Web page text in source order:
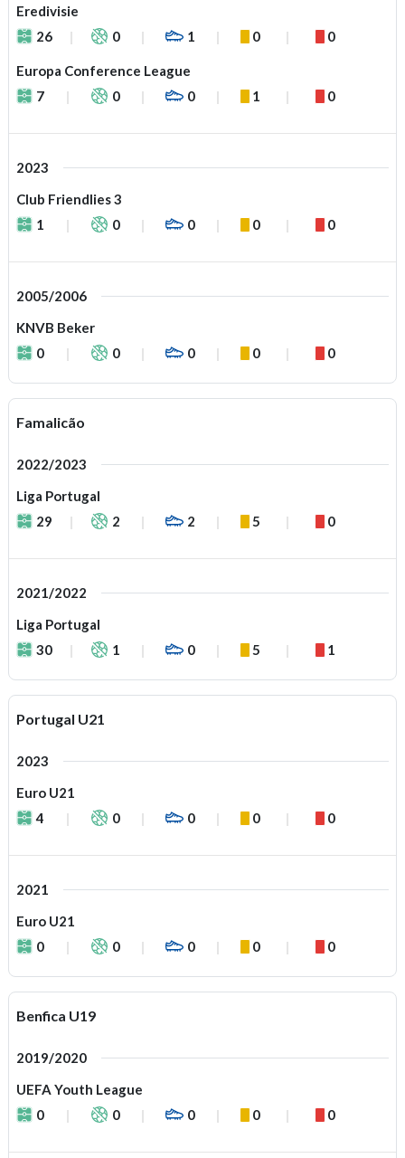
Eredivisie
26
0 1 0 0
Europa Conference League
7
0 0 1 0
2023
Club Friendlies 3
1
0 0 0 0
2005/2006
KNVB Beker
0
0 0 0 0
Famalicão
2022/2023
Liga Portugal
29
2 2 5 0
2021/2022
Liga Portugal
30
1 0 5 1
Portugal U21
2023
Euro U21
4
0 0 0 0
2021
Euro U21
0
0 0 0 0
Benfica U19
2019/2020
UEFA Youth League
0
0 0 0 0